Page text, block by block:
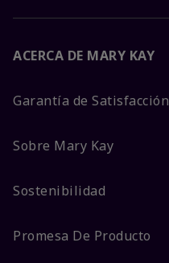
ACERCA DE MARY KAY
Garantía de Satisfacción
Sobre Mary Kay
Sostenibilidad
Promesa De Producto